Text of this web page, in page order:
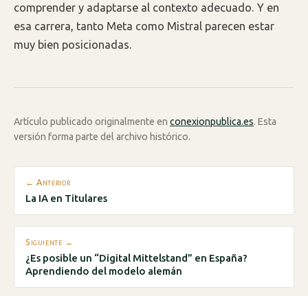
comprender y adaptarse al contexto adecuado. Y en
esa carrera, tanto Meta como Mistral parecen estar
muy bien posicionadas.
Artículo publicado originalmente en conexionpublica.es. Esta
versión forma parte del archivo histórico.
← Anterior
La IA en Titulares
Siguiente →
¿Es posible un “Digital Mittelstand” en España?
Aprendiendo del modelo alemán